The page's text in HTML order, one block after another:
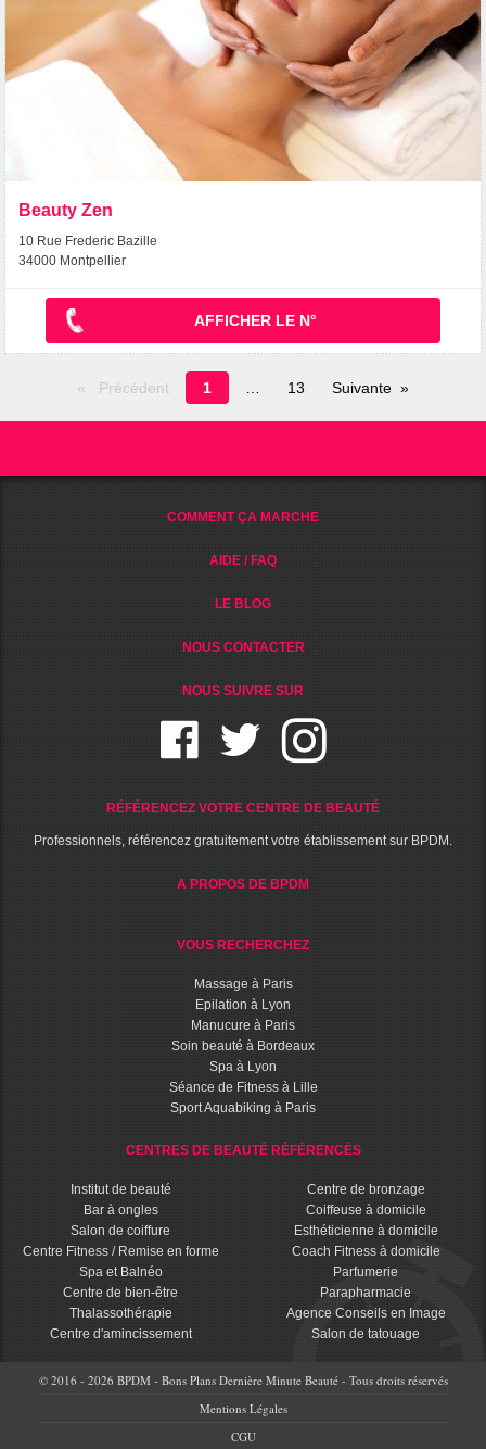
Beauty Zen
10 Rue Frederic Bazille
34000 Montpellier
AFFICHER LE N°
Précédent
Page
en
1 13 Suivante
COMMENT ÇA MARCHE
AIDE / FAQ
LE BLOG
NOUS CONTACTER
NOUS SUIVRE SUR
RÉFÉRENCEZ VOTRE CENTRE DE BEAUTÉ
Professionnels, référencez gratuitement votre établissement sur BPDM.
A PROPOS DE BPDM
VOUS RECHERCHEZ
Massage à Paris
Epilation à Lyon
Manucure à Paris
Soin beauté à Bordeaux
Spa à Lyon
Séance de Fitness à Lille
Sport Aquabiking à Paris
CENTRES DE BEAUTÉ RÉFÉRENCÉS
Institut de beauté
Bar à ongles
Salon de coiffure
Centre Fitness / Remise en forme
Spa et Balnéo
Centre de bien-être
Thalassothérapie
Centre d'amincissement
Centre de bronzage
Coiffeuse à domicile
Esthéticienne à domicile
Coach Fitness à domicile
Parfumerie
Parapharmacie
Agence Conseils en Image
Salon de tatouage
© 2016 - 2026 BPDM - Bons Plans Dernière Minute Beauté - Tous droits réservés
Mentions Légales
CGU